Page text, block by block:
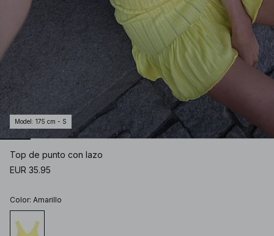
Model : 175 cm - S
Top de punto con lazo
EUR 35.95
Color: Amarillo